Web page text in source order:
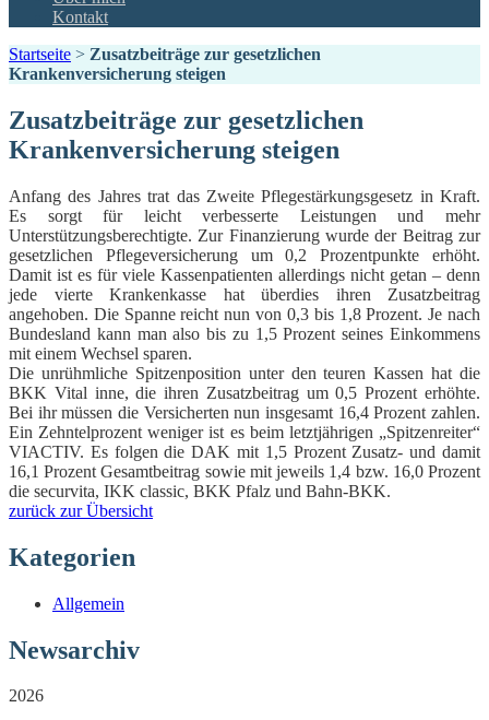
Kontakt
Startseite > Zusatzbeiträge zur gesetzlichen
Krankenversicherung steigen
Zusatzbeiträge zur gesetzlichen
Krankenversicherung steigen
Anfang des Jahres trat das Zweite Pflegestärkungsgesetz in Kraft.
Es sorgt für leicht verbesserte Leistungen und mehr
Unterstützungsberechtigte. Zur Finanzierung wurde der Beitrag zur
gesetzlichen Pflegeversicherung um 0,2 Prozentpunkte erhöht.
Damit ist es für viele Kassenpatienten allerdings nicht getan – denn
jede vierte Krankenkasse hat überdies ihren Zusatzbeitrag
angehoben. Die Spanne reicht nun von 0,3 bis 1,8 Prozent. Je nach
Bundesland kann man also bis zu 1,5 Prozent seines Einkommens
mit einem Wechsel sparen.
Die unrühmliche Spitzenposition unter den teuren Kassen hat die
BKK Vital inne, die ihren Zusatzbeitrag um 0,5 Prozent erhöhte.
Bei ihr müssen die Versicherten nun insgesamt 16,4 Prozent zahlen.
Ein Zehntelprozent weniger ist es beim letztjährigen „Spitzenreiter“
VIACTIV. Es folgen die DAK mit 1,5 Prozent Zusatz- und damit
16,1 Prozent Gesamtbeitrag sowie mit jeweils 1,4 bzw. 16,0 Prozent
die securvita, IKK classic, BKK Pfalz und Bahn-BKK.
zurück zur Übersicht
Kategorien
Allgemein
Newsarchiv
2026